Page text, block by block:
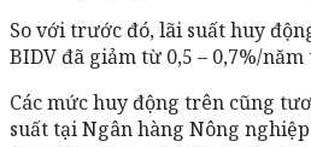
So với trước đó, lãi suất huy
BIDV đã giảm từ 0,5 – 0,7%/
Các mức huy động trên cũng
suất tại Ngân hàng Nông